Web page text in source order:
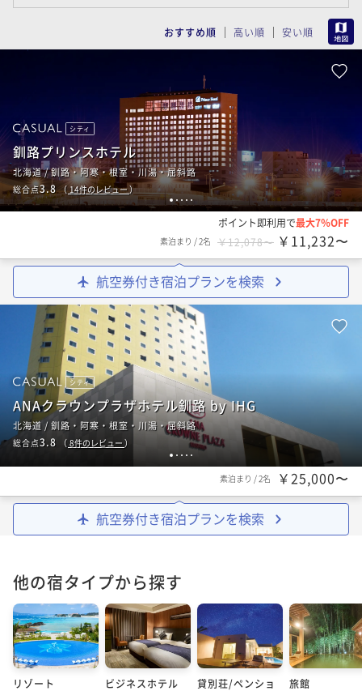
おすすめ順 高い順 安い順
1 23 4 5
シティ
釧路プリンスホテル
北海道 / 釧路・阿寒・根室・川湯・屈斜路
総合点3.8（ 14件のレビュー）
ポイント即利用で最大7％OFF
素泊まり /2名 ￥12,078〜 ￥11,232〜
航空券付き宿泊プランを検索
1 2 3 4 5
シティ
ANAクラウンプラザホテル釧路 by IHG
北海道 / 釧路・阿寒・根室・川湯・屈斜路
総合点3.8 （ 8件のレビュー ）
素泊まり /2名 ￥25,000〜
航空券付き宿泊プランを検索
他の宿タイプから探す
リゾート ビジネスホテル
貸別荘/ペンショ
旅館